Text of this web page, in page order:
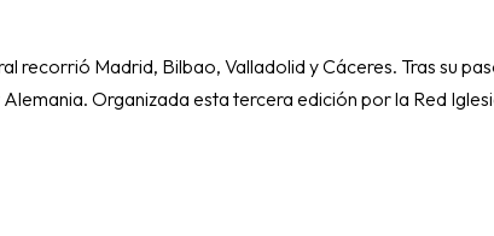
recorrió Madrid, Bilbao, Valladolid y Cáceres. Tras su
Organizada esta tercera edición por la Red